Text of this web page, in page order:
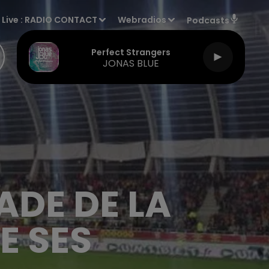
Live : RADIO CONTACT Webradios Podcasts
Perfect Strangers
JONAS BLUE
DE LA
SES